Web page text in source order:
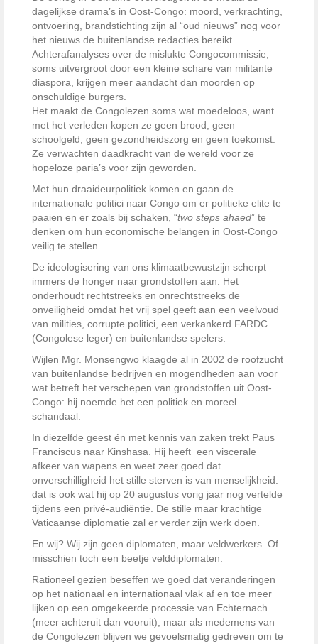
dagelijkse drama’s in Oost-Congo: moord, verkrachting,
ontvoering, brandstichting zijn al “oud nieuws” nog voor
het nieuws de buitenlandse redacties bereikt.
Achterafanalyses over de mislukte Congocommissie,
soms uitvergroot door een kleine schare van militante
diaspora, krijgen meer aandacht dan moorden op
onschuldige burgers.
Het maakt de Congolezen soms wat moedeloos, want
met het verleden kopen ze geen brood, geen
schoolgeld, geen gezondheidszorg en geen toekomst.
Ze verwachten daadkracht van de wereld voor ze
hopeloze paria’s voor zijn geworden.
Met hun draaideurpolitiek komen en gaan de
internationale politici naar Congo om er politieke elite te
paaien en er zoals bij schaken, “two steps ahaed” te
denken om hun economische belangen in Oost-Congo
veilig te stellen.
De ideologisering van ons klimaatbewustzijn scherpt
immers de honger naar grondstoffen aan. Het
onderhoudt rechtstreeks en onrechtstreeks de
onveiligheid omdat het vrij spel geeft aan een veelvoud
van milities, corrupte politici, een verkankerd FARDC
(Congolese leger) en buitenlandse spelers.
Wijlen Mgr. Monsengwo klaagde al in 2002 de roofzucht
van buitenlandse bedrijven en mogendheden aan voor
wat betreft het verschepen van grondstoffen uit Oost-
Congo: hij noemde het een politiek en moreel
schandaal.
In diezelfde geest én met kennis van zaken trekt Paus
Franciscus naar Kinshasa. Hij heeft een viscerale
afkeer van wapens en weet zeer goed dat
onverschilligheid het stille sterven is van menselijkheid:
dat is ook wat hij op 20 augustus vorig jaar nog vertelde
tijdens een privé-audiëntie. De stille maar krachtige
Vaticaanse diplomatie zal er verder zijn werk doen.
En wij? Wij zijn geen diplomaten, maar veldwerkers. Of
misschien toch een beetje velddiplomaten.
Rationeel gezien beseffen we goed dat veranderingen
op het nationaal en internationaal vlak af en toe meer
lijken op een omgekeerde processie van Echternach
(meer achteruit dan vooruit), maar als medemens van
de Congolezen blijven we gevoelsmatig gedreven om te